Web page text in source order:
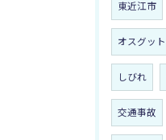
東近江市
オスグット
しびれ
交通事故